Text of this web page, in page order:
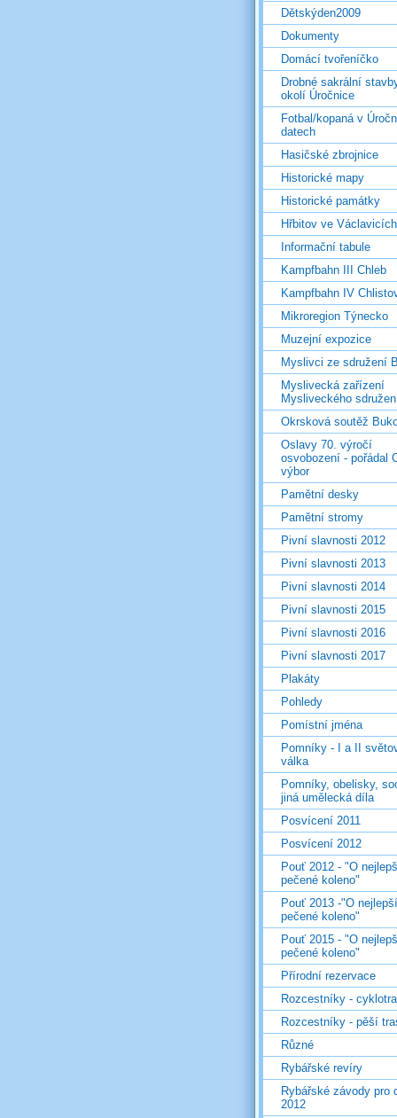
Dětskýden2009
Dokumenty
Domácí tvořeníčko
Drobné sakrální
okolí Úročnice
Fotbal/kopaná v
datech
Hasičské zbrojnice
Historické mapy
Historické památky
Hřbitov ve Václavicích
Informační tabule
Kampfbahn III Chleb
Kampfbahn IV
Mikroregion Týnecko
Muzejní expozice
Myslivci ze sdružení
Myslivecká zařízení
Mysliveckého
Okrsková soutěž
Oslavy 70. výročí
osvobození - pořádal
výbor
Pamětní desky
Pamětní stromy
Pivní slavnosti 2012
Pivní slavnosti 2013
Pivní slavnosti 2014
Pivní slavnosti 2015
Pivní slavnosti 2016
Pivní slavnosti 2017
Plakáty
Pohledy
Pomístní jména
Pomníky - I a II
válka
Pomníky, obelisky,
jiná umělecká díla
Posvícení 2011
Posvícení 2012
Pouť 2012 - "O
pečené koleno"
Pouť 2013 -"O nejlepší
pečené koleno"
Pouť 2015 - "O
pečené koleno"
Přírodní rezervace
Rozcestníky -
Rozcestníky - pěší
Různé
Rybářské revíry
Rybářské závody pro
2012